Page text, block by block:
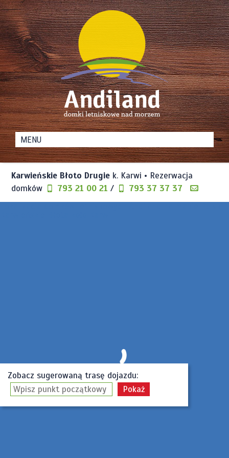
Andiland
Domki
Letniskowe
nad
Morzem
Karwieńskie Błoto Drugie k. Karwi • Rezerwacja
domków
793 21 00 21 /
793 37 37 37
Zobacz sugerowaną trasę dojazdu: